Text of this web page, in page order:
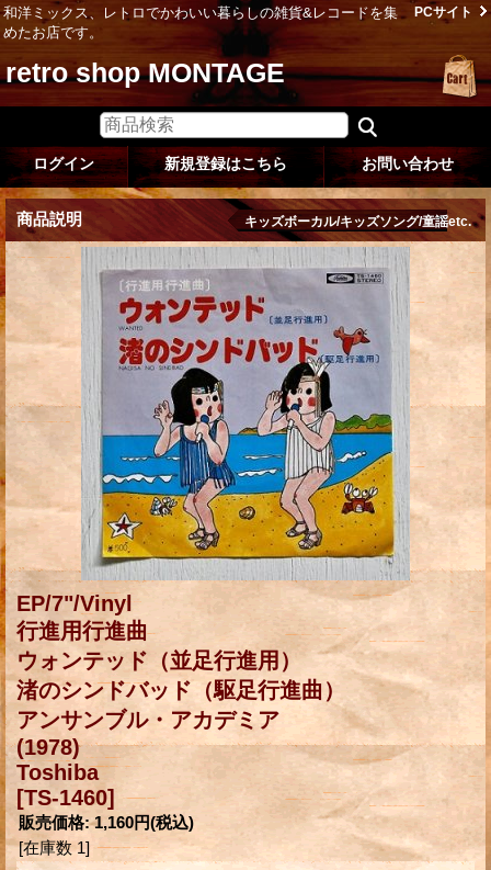
和洋ミックス、レトロでかわいい暮らしの雑貨&レコードを集
めたお店です。
PCサイト
retro shop MONTAGE
ログイン 新規登録はこちら お問い合わせ
商品説明 キッズボーカル/キッズソング/童謡etc.
EP/7"/Vinyl
行進用行進曲
ウォンテッド（並足行進用）
渚のシンドバッド（駆足行進曲）
アンサンブル・アカデミア
(1978)
Toshiba
[TS-1460]
販売価格: 1,160円(税込)
[在庫数 1]